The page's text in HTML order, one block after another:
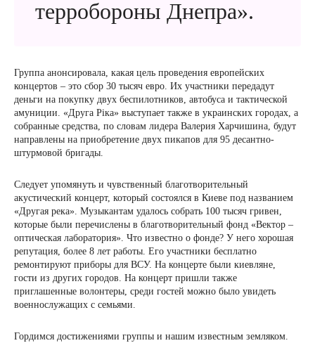
терробороны Днепра».
Группа анонсировала, какая цель проведения европейских
концертов – это сбор 30 тысяч евро. Их участники передадут
деньги на покупку двух беспилотников, автобуса и тактической
амуниции. «Друга Ріка» выступает также в украинских городах, а
собранные средства, по словам лидера Валерия Харчишина, будут
направлены на приобретение двух пикапов для 95 десантно-
штурмовой бригады.
Следует упомянуть и чувственный благотворительный
акустический концерт, который состоялся в Киеве под названием
«Другая река». Музыкантам удалось собрать 100 тысяч гривен,
которые были перечислены в благотворительный фонд «Вектор –
оптическая лаборатория». Что известно о фонде? У него хорошая
репутация, более 8 лет работы. Его участники бесплатно
ремонтируют приборы для ВСУ. На концерте были киевляне,
гости из других городов. На концерт пришли также
приглашенные волонтеры, среди гостей можно было увидеть
военнослужащих с семьями.
Гордимся достижениями группы и нашим известным земляком.